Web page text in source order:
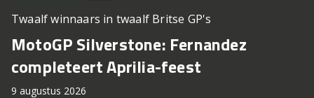
Twaalf winnaars in twaalf Britse GP's
MotoGP Silverstone: Fernandez
completeert Aprilia-feest
9 augustus 2026